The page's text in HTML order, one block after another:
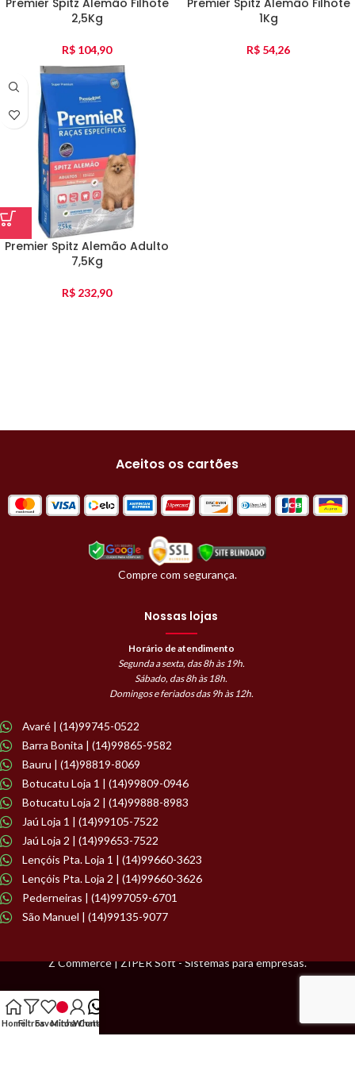
Premier Spitz Alemão Filhote
2,5Kg
R$ 104,90
Premier Spitz Alemão Filhote
1Kg
R$ 54,26
Premier Spitz Alemão Adulto
7,5Kg
R$ 232,90
Aceitos os cartões
Compre com segurança.
Nossas lojas
Horário de atendimento
Segunda a sexta, das 8h às 19h.
Sábado, das 8h às 18h.
Domingos e feriados das 9h às 12h.
Avaré | (14)99745-0522
Barra Bonita | (14)99865-9582
Bauru | (14)98819-8069
Botucatu Loja 1 | (14)99809-0946
Botucatu Loja 2 | (14)99888-8983
Jaú Loja 1 | (14)99105-7522
Jaú Loja 2 | (14)99653-7522
Lençóis Pta. Loja 1 | (14)99660-3623
Lençóis Pta. Loja 2 | (14)99660-3626
Pederneiras | (14)997059-6701
São Manuel | (14)99135-9077
Z Commerce | ZIPER Soft - Sistemas para empresas.
HomeFiltrosFavoritos
Minha Conta
WhatsApp